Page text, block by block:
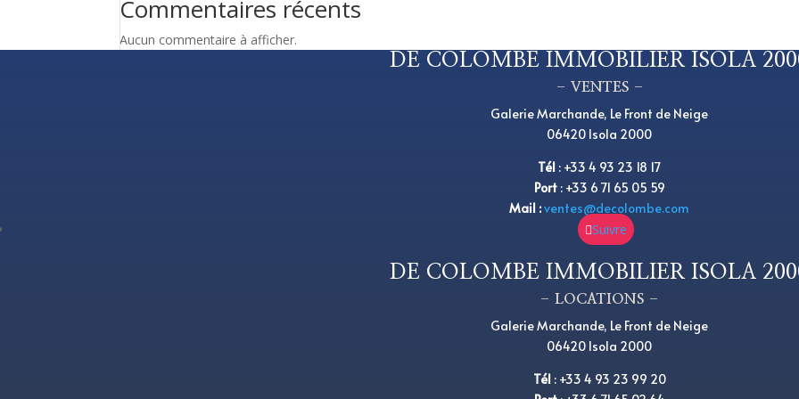
Commentaires récents
Aucun commentaire à afficher.
DE COLOMBE IMMOBILIER ISOLA
– VENTES –
Galerie Marchande, Le Front de Neige
06420 Isola 2000
Tél : +33 4 93 23 18 17
Port: +33 6 71 65 05 59
Mail :ventes@decolombe.com
Suivre
DE COLOMBE IMMOBILIER ISOLA
– LOCATIONS –
Galerie Marchande, Le Front de Neige
06420 Isola 2000
Tél:+33 4 93 23 99 20